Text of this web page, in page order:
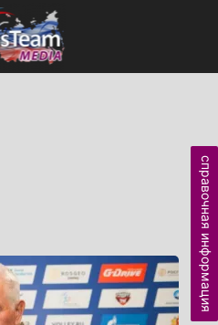
справочная информация